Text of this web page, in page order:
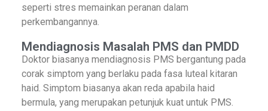
seperti stres memainkan peranan dalam
perkembangannya.
Mendiagnosis Masalah PMS dan PMDD
Doktor biasanya mendiagnosis PMS bergantung pada
corak simptom yang berlaku pada fasa luteal kitaran
haid. Simptom biasanya akan reda apabila haid
bermula, yang merupakan petunjuk kuat untuk PMS.